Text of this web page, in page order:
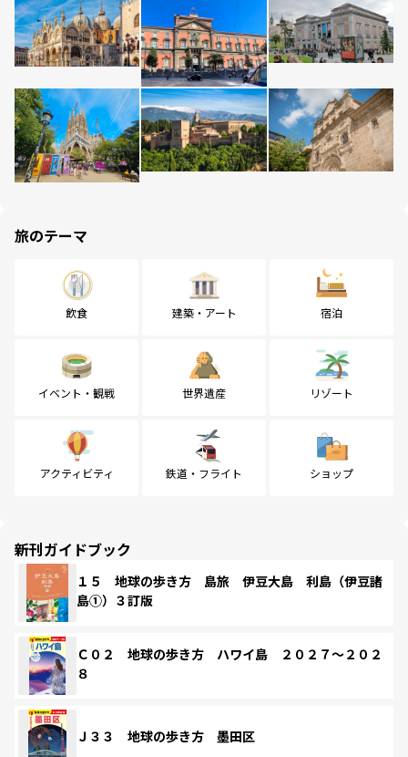
旅のテーマ
飲食 建築・アート 宿泊
イベント・観戦 世界遺産 リゾート
アクティビティ 鉄道・フライト ショップ
新刊ガイドブック
１５ 地球の歩き方 島旅 伊豆大島 利島（伊豆諸
島①）３訂版
Ｃ０２ 地球の歩き方 ハワイ島 ２０２７～２０２
８
Ｊ３３ 地球の歩き方 墨田区